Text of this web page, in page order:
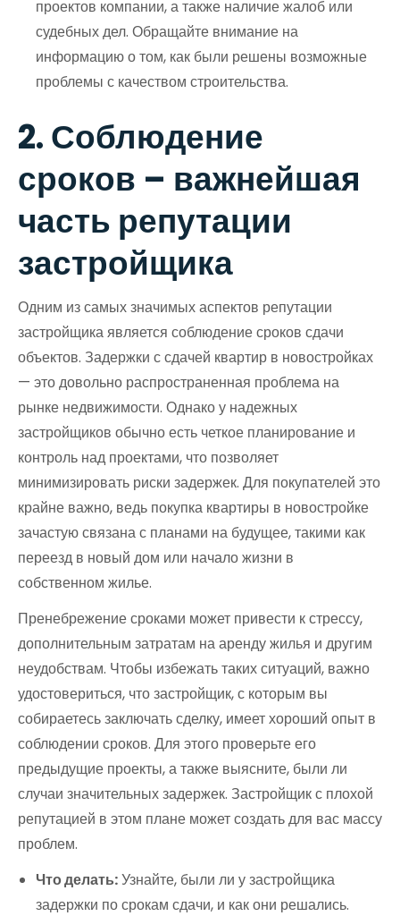
проектов компании, а также наличие жалоб или
судебных дел. Обращайте внимание на
информацию о том, как были решены возможные
проблемы с качеством строительства.
2. Соблюдение
сроков – важнейшая
часть репутации
застройщика
Одним из самых значимых аспектов репутации
застройщика является соблюдение сроков сдачи
объектов. Задержки с сдачей квартир в новостройках
— это довольно распространенная проблема на
рынке недвижимости. Однако у надежных
застройщиков обычно есть четкое планирование и
контроль над проектами, что позволяет
минимизировать риски задержек. Для покупателей это
крайне важно, ведь покупка квартиры в новостройке
зачастую связана с планами на будущее, такими как
переезд в новый дом или начало жизни в
собственном жилье.
Пренебрежение сроками может привести к стрессу,
дополнительным затратам на аренду жилья и другим
неудобствам. Чтобы избежать таких ситуаций, важно
удостовериться, что застройщик, с которым вы
собираетесь заключать сделку, имеет хороший опыт в
соблюдении сроков. Для этого проверьте его
предыдущие проекты, а также выясните, были ли
случаи значительных задержек. Застройщик с плохой
репутацией в этом плане может создать для вас массу
проблем.
Что делать:Узнайте, были ли у застройщика
задержки по срокам сдачи, и как они решались.